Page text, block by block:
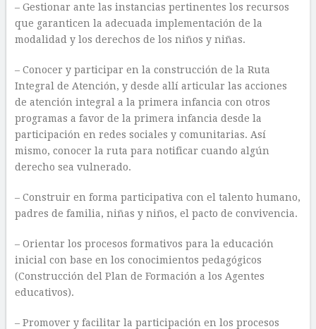
– Gestionar ante las instancias pertinentes los recursos
que garanticen la adecuada implementación de la
modalidad y los derechos de los niños y niñas.
– Conocer y participar en la construcción de la Ruta
Integral de Atención, y desde allí articular las acciones
de atención integral a la primera infancia con otros
programas a favor de la primera infancia desde la
participación en redes sociales y comunitarias. Así
mismo, conocer la ruta para notificar cuando algún
derecho sea vulnerado.
– Construir en forma participativa con el talento humano,
padres de familia, niñas y niños, el pacto de convivencia.
– Orientar los procesos formativos para la educación
inicial con base en los conocimientos pedagógicos
(Construcción del Plan de Formación a los Agentes
educativos).
– Promover y facilitar la participación en los procesos